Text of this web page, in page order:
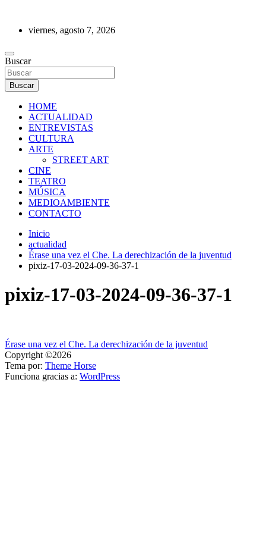
contenidoviernes, agosto 7, 2026
REVISTA DE PRENSA
Buscar
Buscar
HOME
ACTUALIDAD
ENTREVISTAS
CULTURA
ARTE
STREET ART
CINE
TEATRO
MÚSICA
MEDIOAMBIENTE
CONTACTO
Inicio
actualidad
Érase una vez el Che. La derechización de la juventud
pixiz-17-03-2024-09-36-37-1
pixiz-17-03-2024-09-36-37-1
Navegación
de
entradas
Érase una vez el Che. La derechización de la juventud
Copyright ©2026
Tema por: Theme Horse
Funciona gracias a: WordPress